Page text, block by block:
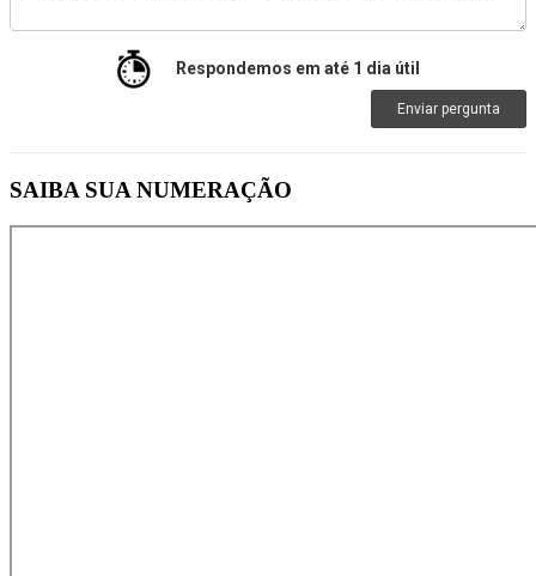
Respondemos em até 1 dia útil
Enviar pergunta
SAIBA SUA NUMERAÇÃO